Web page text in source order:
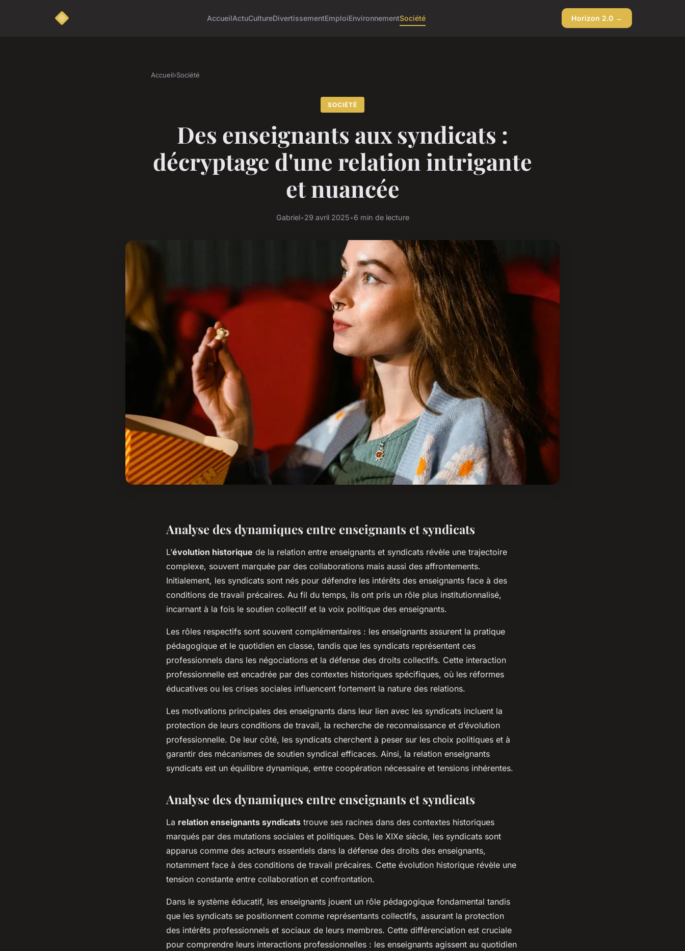
AccueilActuCultureDivertissementEmploiEnvironnementSociété Horizon 2.0 →
Accueil›Société
SOCIÉTÉ
Des enseignants aux syndicats :
décryptage d'une relation intrigante
et nuancée
Gabriel•29 avril 2025•6 min de lecture
Analyse des dynamiques entre enseignants et syndicats
L’évolution historique de la relation entre enseignants et syndicats révèle une trajectoire
complexe, souvent marquée par des collaborations mais aussi des affrontements.
Initialement, les syndicats sont nés pour défendre les intérêts des enseignants face à des
conditions de travail précaires. Au fil du temps, ils ont pris un rôle plus institutionnalisé,
incarnant à la fois le soutien collectif et la voix politique des enseignants.
Les rôles respectifs sont souvent complémentaires : les enseignants assurent la pratique
pédagogique et le quotidien en classe, tandis que les syndicats représentent ces
professionnels dans les négociations et la défense des droits collectifs. Cette interaction
professionnelle est encadrée par des contextes historiques spécifiques, où les réformes
éducatives ou les crises sociales influencent fortement la nature des relations.
Les motivations principales des enseignants dans leur lien avec les syndicats incluent la
protection de leurs conditions de travail, la recherche de reconnaissance et d’évolution
professionnelle. De leur côté, les syndicats cherchent à peser sur les choix politiques et à
garantir des mécanismes de soutien syndical efficaces. Ainsi, la relation enseignants
syndicats est un équilibre dynamique, entre coopération nécessaire et tensions inhérentes.
Analyse des dynamiques entre enseignants et syndicats
La relation enseignants syndicats trouve ses racines dans des contextes historiques
marqués par des mutations sociales et politiques. Dès le XIXe siècle, les syndicats sont
apparus comme des acteurs essentiels dans la défense des droits des enseignants,
notamment face à des conditions de travail précaires. Cette évolution historique révèle une
tension constante entre collaboration et confrontation.
Dans le système éducatif, les enseignants jouent un rôle pédagogique fondamental tandis
que les syndicats se positionnent comme représentants collectifs, assurant la protection
des intérêts professionnels et sociaux de leurs membres. Cette différenciation est cruciale
pour comprendre leurs interactions professionnelles : les enseignants agissent au quotidien